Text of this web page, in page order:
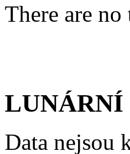
There are
LUNÁRNÍ
Data nejsou